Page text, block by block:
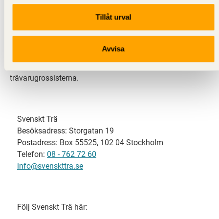
Tillåt urval
Avvisa
Svenskt Trä representerar svensk sågverksindustri
och är en del av branschorganisationen
svensk limträ-, KL-trä- och förpackningsindustri samt
trävarugrossisterna.
Svenskt Trä
Besöksadress: Storgatan 19
Postadress: Box 55525, 102 04 Stockholm
Telefon: 08 - 762 72 60
info@svenskttra.se
Följ Svenskt Trä här: